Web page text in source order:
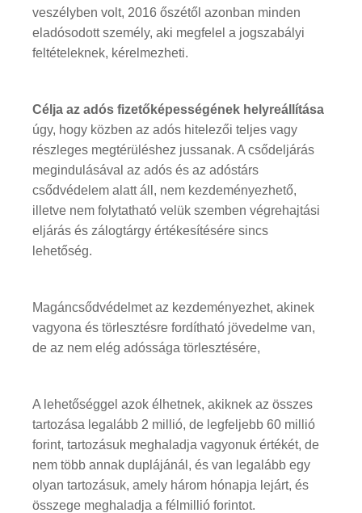
veszélyben volt, 2016 őszétől azonban minden
eladósodott személy, aki megfelel a jogszabályi
feltételeknek, kérelmezheti.
Célja az adós fizetőképességének helyreállítása
úgy, hogy közben az adós hitelezői teljes vagy
részleges megtérüléshez jussanak. A csődeljárás
megindulásával az adós és az adóstárs
csődvédelem alatt áll, nem kezdeményezhető,
illetve nem folytatható velük szemben végrehajtási
eljárás és zálogtárgy értékesítésére sincs
lehetőség.
Magáncsődvédelmet az kezdeményezhet, akinek
vagyona és törlesztésre fordítható jövedelme van,
de az nem elég adóssága törlesztésére,
A lehetőséggel azok élhetnek, akiknek az összes
tartozása legalább 2 millió, de legfeljebb 60 millió
forint, tartozásuk meghaladja vagyonuk értékét, de
nem több annak duplájánál, és van legalább egy
olyan tartozásuk, amely három hónapja lejárt, és
összege meghaladja a félmillió forintot.